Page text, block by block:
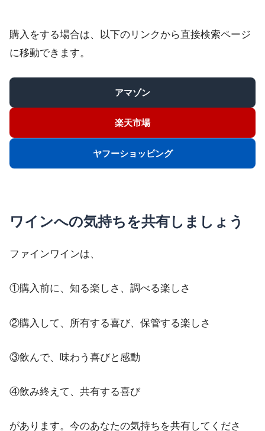
購入をする場合は、以下のリンクから直接検索ページ
に移動できます。
アマゾン
楽天市場
ヤフーショッピング
ワインへの気持ちを共有しましょう
ファインワインは、
①購入前に、知る楽しさ、調べる楽しさ
②購入して、所有する喜び、保管する楽しさ
③飲んで、味わう喜びと感動
④飲み終えて、共有する喜び
があります。今のあなたの気持ちを共有してくださ